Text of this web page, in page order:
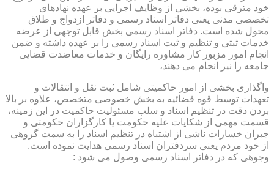
خود مترقی بوده، بخشی از وظایف اجرایی بر عهده نهادهای
تخصصی مدنی یعنی دفاتر اسناد رسمی و دفاتر ازدواج و طلاق
محول شده است. دفاتر اسناد رسمی بخش قابل توجهی از عرضه
خدمات ثبتی و تنظیم و ثبت اسناد رسمی را بر عهده داشته و ضمن
انجام امور مزبور کار مشاوره رایگان و خدمات معاضدت قضایی
جامعه را نیز انجام می دهند،
واگذاری بخشی از امور حاکمیتی شامل ثبت نقل و انتقالات و
تعهدات توسط قوه قضائیه به بخش خصوصی متخصص، علاوه بر بالا
بردن دقت در تنظیم اسناد و سلب مسئولیت حاکمیت در این زمینه،
قسمت مهمی از شکایات علیه حکومت یا کارگزاران حکومتی و
جبران خسارات ناشی از اشتباه در تنظیم اسناد را به سمت گروهی
از خود مردم یعنی سردفتران اسناد رسمی هدایت نموده است.
وجوهی که در دفاتر اسناد رسمی وصول می شود :